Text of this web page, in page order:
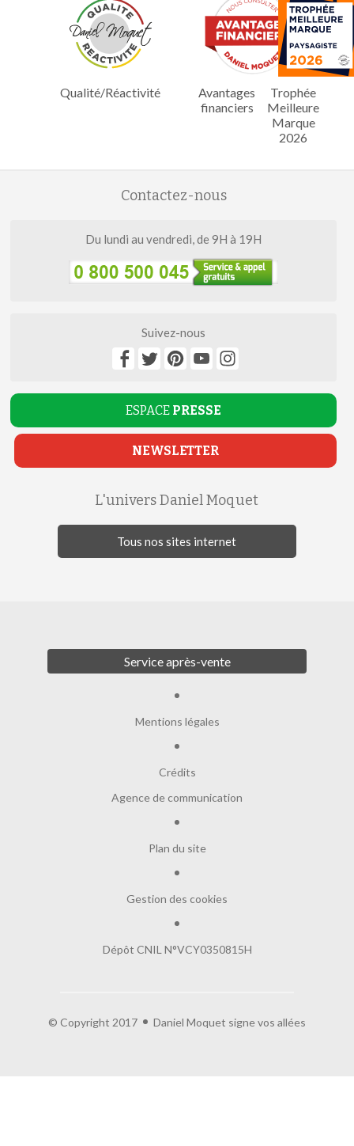
Qualité/Réactivité
Avantages
financiers
Trophée
Meilleure
Marque
2026
Contactez-nous
Du lundi au vendredi, de 9H à 19H
Suivez-nous
ESPACE PRESSE
NEWSLETTER
L'univers Daniel Moquet
Tous nos sites internet
Service après-vente
Mentions légales
Crédits
Agence de communication
Plan du site
Gestion des cookies
Dépôt CNIL N°VCY0350815H
© Copyright 2017 Daniel Moquet signe vos allées
On a attendu d'être sûrs que le contenu de ce site vous intéresse